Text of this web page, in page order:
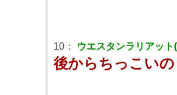
10： ウエスタンラリアッ
後からちっこい